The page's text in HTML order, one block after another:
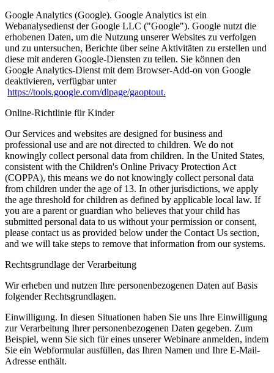
Google Analytics (Google). Google Analytics ist ein
Webanalysedienst der Google LLC ("Google"). Google nutzt die
erhobenen Daten, um die Nutzung unserer Websites zu verfolgen
und zu untersuchen, Berichte über seine Aktivitäten zu erstellen und
diese mit anderen Google-Diensten zu teilen. Sie können den
Google Analytics-Dienst mit dem Browser-Add-on von Google
deaktivieren, verfügbar unter
https://tools.google.com/dlpage/gaoptout.
Online-Richtlinie für Kinder
Our Services and websites are designed for business and
professional use and are not directed to children. We do not
knowingly collect personal data from children. In the United States,
consistent with the Children's Online Privacy Protection Act
(COPPA), this means we do not knowingly collect personal data
from children under the age of 13. In other jurisdictions, we apply
the age threshold for children as defined by applicable local law. If
you are a parent or guardian who believes that your child has
submitted personal data to us without your permission or consent,
please contact us as provided below under the Contact Us section,
and we will take steps to remove that information from our systems.
Rechtsgrundlage der Verarbeitung
Wir erheben und nutzen Ihre personenbezogenen Daten auf Basis
folgender Rechtsgrundlagen.
Einwilligung. In diesen Situationen haben Sie uns Ihre Einwilligung
zur Verarbeitung Ihrer personenbezogenen Daten gegeben. Zum
Beispiel, wenn Sie sich für eines unserer Webinare anmelden, indem
Sie ein Webformular ausfüllen, das Ihren Namen und Ihre E-Mail-
Adresse enthält.